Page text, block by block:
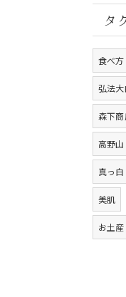
タ
食べ方
弘法
森下
高野山
真っ白
美肌
お土産